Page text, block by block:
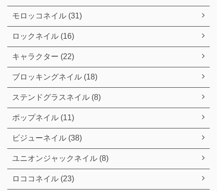
モロッコネイル (31)
ロックネイル (16)
キャラクター (22)
ブロッキングネイル (18)
ステンドグラスネイル (8)
ポップネイル (11)
ビジューネイル (38)
ユニオンジャックネイル (8)
ロココネイル (23)